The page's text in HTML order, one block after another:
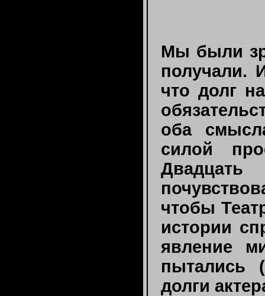
Мы были
получали.
что долг
оба
силой
чтобы
истории
явление
пытались
долги